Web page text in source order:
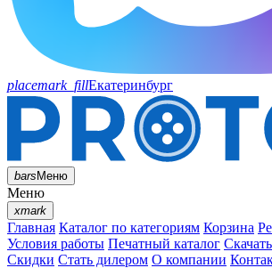
placemark_fillЕкатеринбург
barsМеню
Меню
xmark
Главная Каталог по категориям Корзина
Условия работы Печатный каталог
Скидки Стать дилером О компании